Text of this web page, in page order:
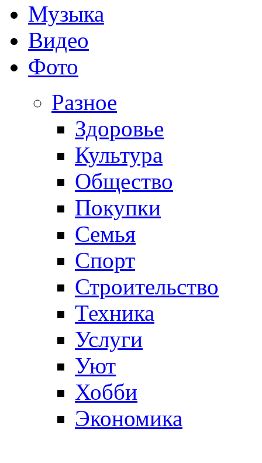
Музыка
Видео
Фото
Разное
Здоровье
Культура
Общество
Покупки
Семья
Спорт
Строительство
Техника
Услуги
Уют
Хобби
Экономика